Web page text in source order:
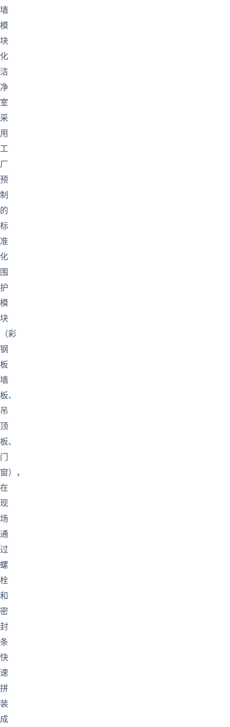
墙
模
块
化
洁
净
室
采
用
工
厂
预
制
的
标
准
化
围
护
模
块
（彩
钢
板
墙
板、
吊
顶
板、
门
窗），
在
现
场
通
过
螺
栓
和
密
封
条
快
速
拼
装
成